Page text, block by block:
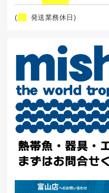
( 発送業務休日)